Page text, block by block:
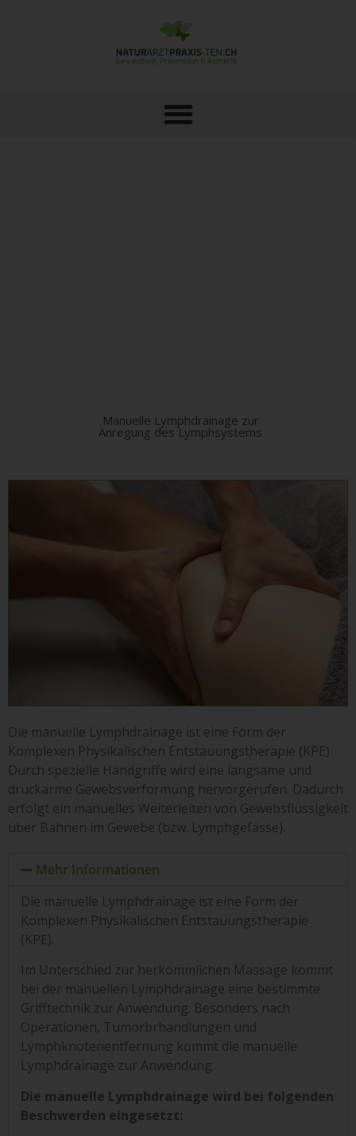
Manuelle Lymphdrainage zur
Anregung des Lymphsystems
Die manuelle Lymphdrainage ist eine Form der
Komplexen Physikalischen Entstauungstherapie (KPE)
Durch spezielle Handgriffe wird eine langsame und
druckarme Gewebsverformung hervorgerufen. Dadurch
erfolgt ein manuelles Weiterleiten von Gewebsflüssigkeit
über Bahnen im Gewebe (bzw. Lymphgefässe).
Mehr Informationen
Die manuelle Lymphdrainage ist eine Form der
Komplexen Physikalischen Entstauungstherapie
(KPE).
Im Unterschied zur herkömmlichen Massage kommt
bei der manuellen Lymphdrainage eine bestimmte
Grifftechnik zur Anwendung. Besonders nach
Operationen, Tumorbrhandlungen und
Lymphknotenentfernung kommt die manuelle
Lymphdrainage zur Anwendung.
Die manuelle Lymphdrainage wird bei folgenden
Beschwerden eingesetzt: